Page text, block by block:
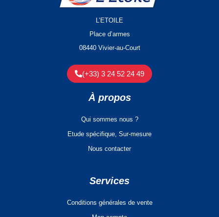
L’ETOILE
Place d’armes
08440 Vivier-au-Court
(+33) 3 24 52 24 49
À propos
Qui sommes nous ?
Etude spécifique, Sur-mesure
Nous contacter
Services
Conditions générales de vente